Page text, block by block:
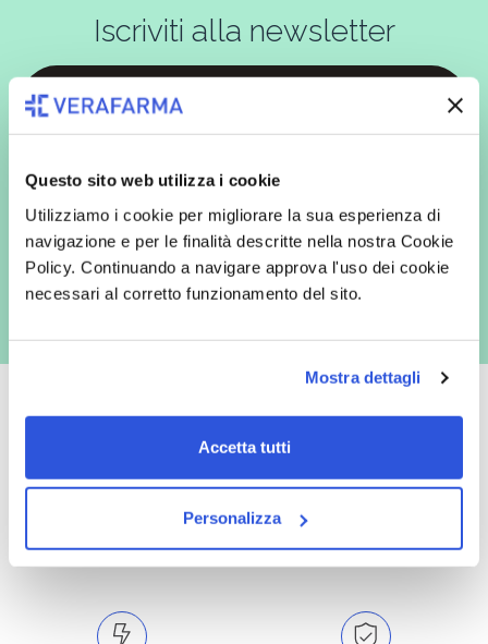
Questo sito web utilizza i cookie
Utilizziamo i cookie per migliorare la sua esperienza di
navigazione e per le finalità descritte nella nostra Cookie
Policy. Continuando a navigare approva l'uso dei cookie
necessari al corretto funzionamento del sito.
Mostra dettagli
Accetta tutti
Personalizza
Iscriviti alla newsletter
espressamente al trattamento dei miei dati personali per finalità
marketing (con modalità telematiche - quali ad es. newsletter ed e-mail
con inviti e comunicazioni commerciali - e modalità tradizionali, quali ad
es. posta cartacea)
Catalogo prodotti ampio e completo
Con un acquisto minimo di 29.90 €